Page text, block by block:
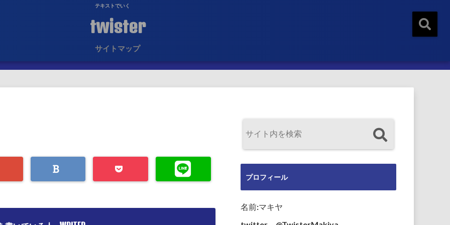
テキストでいく
twister
サイトマップ
プロフィール
名前:マキヤ